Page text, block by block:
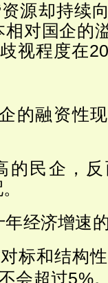
源却持续
对国企的
视程度在
的融资性
的民企，
经济增速
标和结构
会超过5%